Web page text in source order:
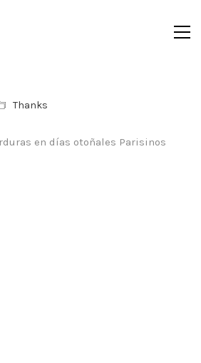
Thanks
en días otoñales Parisinos